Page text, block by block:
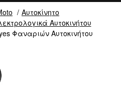
Αυτοκίνητο
Αυτοκινήτου
Φαναριών Αυτοκινήτου